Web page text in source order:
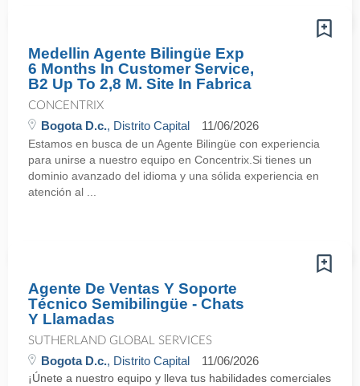
Medellin Agente Bilingüe Exp
6 Months In Customer Service,
B2 Up To 2,8 M. Site In Fabrica
CONCENTRIX
Bogota D.c., Distrito Capital 11/06/2026
Estamos en busca de un Agente Bilingüe con experiencia
para unirse a nuestro equipo en Concentrix.Si tienes un
dominio avanzado del idioma y una sólida experiencia en
atención al ...
Agente De Ventas Y Soporte
Técnico Semibilingüe - Chats
Y Llamadas
SUTHERLAND GLOBAL SERVICES
Bogota D.c., Distrito Capital 11/06/2026
¡Únete a nuestro equipo y lleva tus habilidades comerciales